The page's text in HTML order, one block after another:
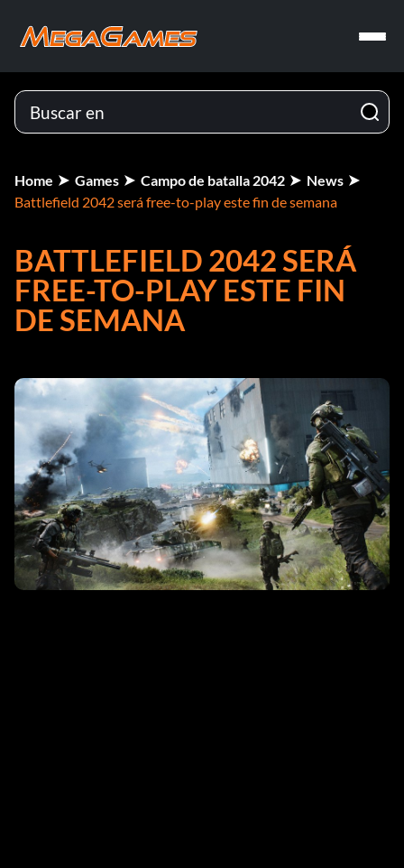
Home Games Campo de batalla 2042
News
Battlefield 2042 será free-to-play este fin de semana
BATTLEFIELD 2042 SERÁ
FREE-TO-PLAY ESTE FIN
DE SEMANA